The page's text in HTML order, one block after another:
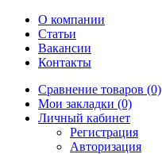
О компании
Статьи
Вакансии
Контакты
Сравнение товаров (0)
Мои закладки (0)
Личный кабинет
Регистрация
Авторизация